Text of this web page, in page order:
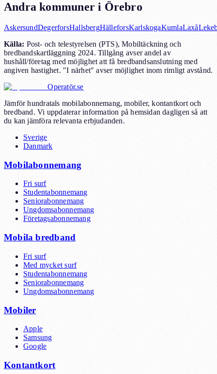
Andra kommuner i Örebro
AskersundDegerforsHallsbergHälleforsKarlskogaKumlaLaxå
Källa: Post- och telestyrelsen (PTS), Mobiltäckning och
bredbandskartläggning 2024. Tillgång avser andel av
hushåll/företag med möjlighet att få bredbandsanslutning med
angiven hastighet. "I närhet" avser möjlighet inom rimligt avstånd.
Operatör.se
Jämför hundratals mobilabonnemang, mobiler, kontantkort och
bredband. Vi uppdaterar information på hemsidan dagligen så att
du kan jämföra relevanta erbjudanden.
Sverige
Danmark
Mobilabonnemang
Fri surf
Studentabonnemang
Seniorabonnemang
Ungdomsabonnemang
Företagsabonnemang
Mobila bredband
Fri surf
Med mycket surf
Studentabonnemang
Seniorabonnemang
Ungdomsabonnemang
Mobiler
Apple
Samsung
Google
Kontantkort